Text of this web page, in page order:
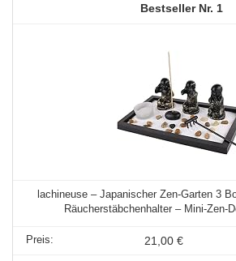
1
lachineuse – Japanischer Zen-Garten 3
Räucherstäbchenhalter – Mini-Zen-
21,00 €